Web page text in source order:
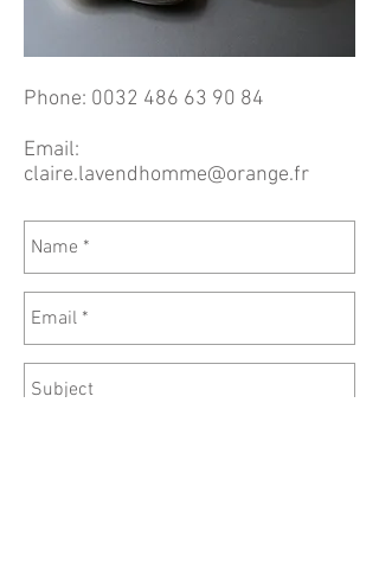
Phone: 0032 486 63 90 84
Email:
claire.lavendhomme@orange.fr